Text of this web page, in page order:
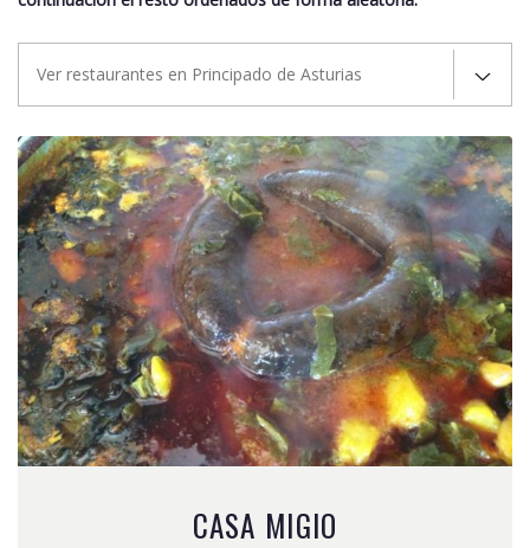
Ver restaurantes en Principado de Asturias
CASA MIGIO